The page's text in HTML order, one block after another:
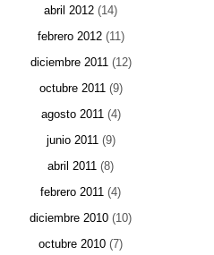
abril 2012 (14)
febrero 2012(11)
diciembre 2011(12)
octubre 2011(9)
agosto 2011(4)
junio 2011(9)
abril 2011 (8)
febrero 2011 (4)
diciembre 2010 (10)
octubre 2010 (7)